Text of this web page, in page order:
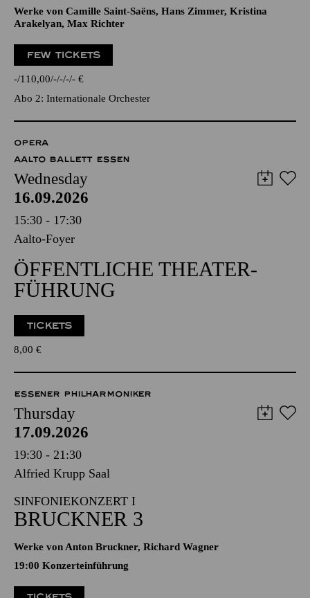
Werke von Camille Saint-Saëns, Hans Zimmer, Kristina
Arakelyan, Max Richter
FEW TICKETS
- 110,00 - - - - €
Abo 2: Internationale Orchester
OPERA
AALTO BALLETT ESSEN
Wednesday
16.09.2026
15:30 - 17:30
Aalto-Foyer
ÖFFENTLICHE THEATER­
FÜHRUNG
TICKETS
8,00 €
ESSENER PHILHARMONIKER
Thursday
17.09.2026
19:30 - 21:30
Alfried Krupp Saal
SINFONIEKONZERT I
BRUCKNER 3
Werke von Anton Bruckner, Richard Wagner
19:00 Konzerteinführung